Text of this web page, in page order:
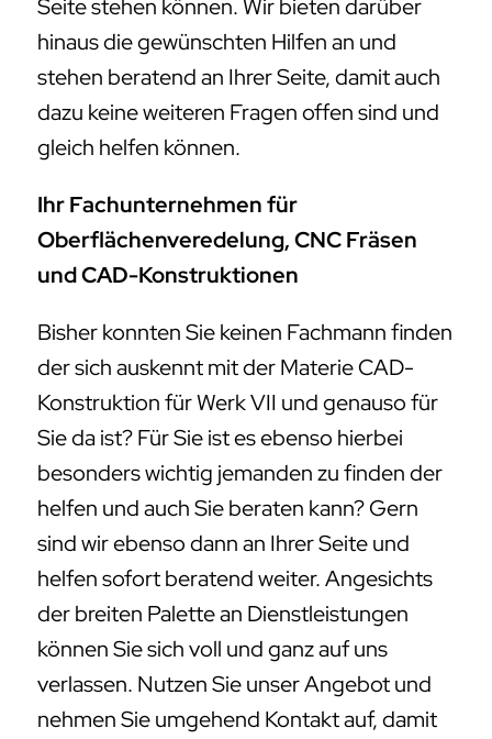
Seite stehen können. Wir bieten darüber
hinaus die gewünschten Hilfen an und
stehen beratend an Ihrer Seite, damit auch
dazu keine weiteren Fragen offen sind und
gleich helfen können.
Ihr Fachunternehmen für
Oberflächenveredelung, CNC Fräsen
und CAD-Konstruktionen
Bisher konnten Sie keinen Fachmann finden
der sich auskennt mit der Materie CAD-
Konstruktion für Werk VII und genauso für
Sie da ist? Für Sie ist es ebenso hierbei
besonders wichtig jemanden zu finden der
helfen und auch Sie beraten kann? Gern
sind wir ebenso dann an Ihrer Seite und
helfen sofort beratend weiter. Angesichts
der breiten Palette an Dienstleistungen
können Sie sich voll und ganz auf uns
verlassen. Nutzen Sie unser Angebot und
nehmen Sie umgehend Kontakt auf, damit